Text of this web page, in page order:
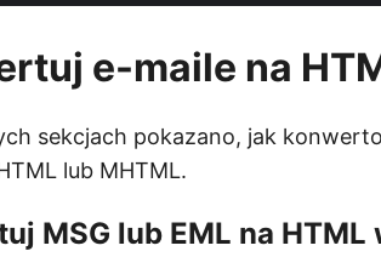
e-maile na
sekcjach pokazano, jak
lub MHTML.
MSG lub EML na HTML